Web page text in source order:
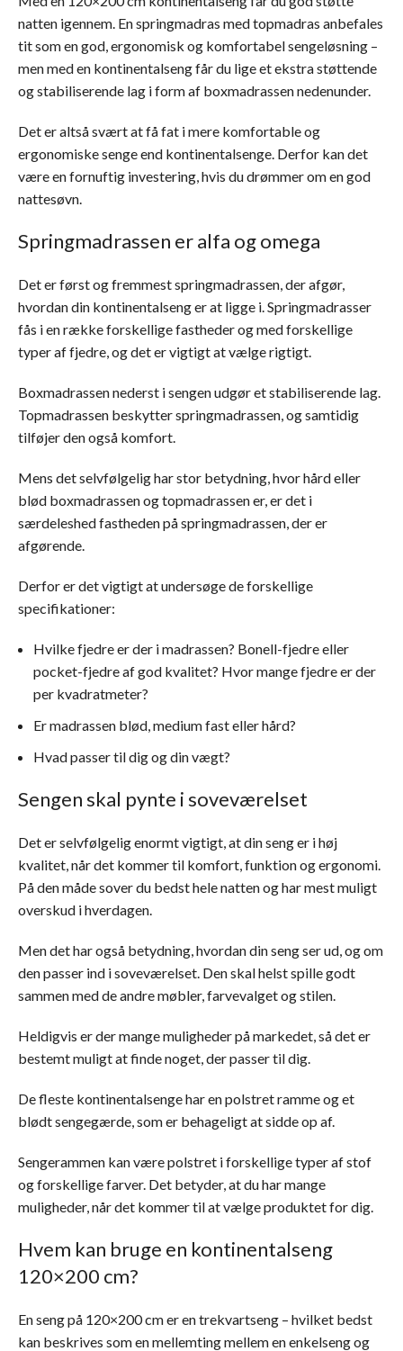
natten igennem. En springmadras med topmadras anbefales
tit som en god, ergonomisk og komfortabel sengeløsning –
men med en kontinentalseng får du lige et ekstra støttende
og stabiliserende lag i form af boxmadrassen nedenunder.
Det er altså svært at få fat i mere komfortable og
ergonomiske senge end kontinentalsenge. Derfor kan det
være en fornuftig investering, hvis du drømmer om en god
nattesøvn.
Springmadrassen er alfa og omega
Det er først og fremmest springmadrassen, der afgør,
hvordan din kontinentalseng er at ligge i. Springmadrasser
fås i en række forskellige fastheder og med forskellige
typer af fjedre, og det er vigtigt at vælge rigtigt.
Boxmadrassen nederst i sengen udgør et stabiliserende lag.
Topmadrassen beskytter springmadrassen, og samtidig
tilføjer den også komfort.
Mens det selvfølgelig har stor betydning, hvor hård eller
blød boxmadrassen og topmadrassen er, er det i
særdeleshed fastheden på springmadrassen, der er
afgørende.
Derfor er det vigtigt at undersøge de forskellige
specifikationer:
Hvilke fjedre er der i madrassen? Bonell-fjedre eller
pocket-fjedre af god kvalitet? Hvor mange fjedre er der
per kvadratmeter?
Er madrassen blød, medium fast eller hård?
Hvad passer til dig og din vægt?
Sengen skal pynte i soveværelset
Det er selvfølgelig enormt vigtigt, at din seng er i høj
kvalitet, når det kommer til komfort, funktion og ergonomi.
På den måde sover du bedst hele natten og har mest muligt
overskud i hverdagen.
Men det har også betydning, hvordan din seng ser ud, og om
den passer ind i soveværelset. Den skal helst spille godt
sammen med de andre møbler, farvevalget og stilen.
Heldigvis er der mange muligheder på markedet, så det er
bestemt muligt at finde noget, der passer til dig.
De fleste kontinentalsenge har en polstret ramme og et
blødt sengegærde, som er behageligt at sidde op af.
Sengerammen kan være polstret i forskellige typer af stof
og forskellige farver. Det betyder, at du har mange
muligheder, når det kommer til at vælge produktet for dig.
Hvem kan bruge en kontinentalseng
120×200 cm?
En seng på 120×200 cm er en trekvartseng – hvilket bedst
kan beskrives som en mellemting mellem en enkelseng og